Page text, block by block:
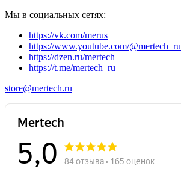
Мы в социальных сетях:
https://vk.com/merus
https://www.youtube.com/@mertech_ru
https://dzen.ru/mertech
https://t.me/mertech_ru
store@mertech.ru